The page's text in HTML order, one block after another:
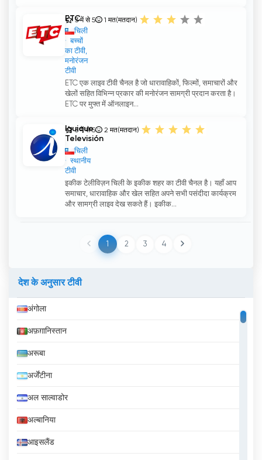
ETC
चिली
बच्चों
का टीवी,
मनोरंजन
टीवी
3 में से 5 1 मत(मतदान)
ETC एक लाइव टीवी चैनल है जो धारावाहिकों, फिल्मों, समाचारों और
खेलों सहित विभिन्न प्रकार की मनोरंजन सामग्री प्रदान करता है।
ETC पर मुफ्त में ऑनलाइन...
Iquique
Televisión
चिली
स्थानीय
टीवी
5 में से 5 2 मत(मतदान)
इकीक टेलीविज़न चिली के इकीक शहर का टीवी चैनल है। यहाँ आप
समाचार, धारावाहिक और खेल सहित अपने सभी पसंदीदा कार्यक्रम
और सामग्री लाइव देख सकते हैं। इकीक...
1 2 3 4
देश के अनुसार टीवी
अंगोला
अफ़ग़ानिस्तान
अरूबा
अर्जेंटीना
अल साल्वाडोर
अल्बानिया
आइसलैंड